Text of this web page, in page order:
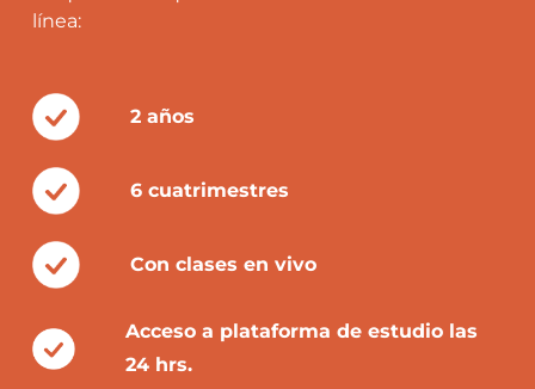
línea:
2 años
6 cuatrimestres
Con clases en vivo
Acceso a plataforma de estudio las
24 hrs.